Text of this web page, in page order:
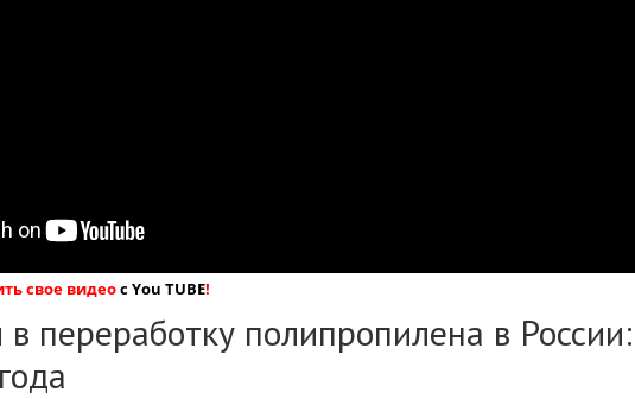
свое видеос You TUBE!
переработку полипропилена в России: